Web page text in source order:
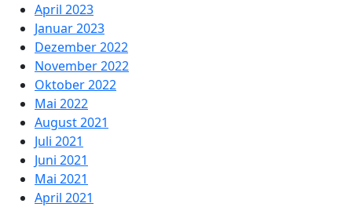
April 2023
Januar 2023
Dezember 2022
November 2022
Oktober 2022
Mai 2022
August 2021
Juli 2021
Juni 2021
Mai 2021
April 2021